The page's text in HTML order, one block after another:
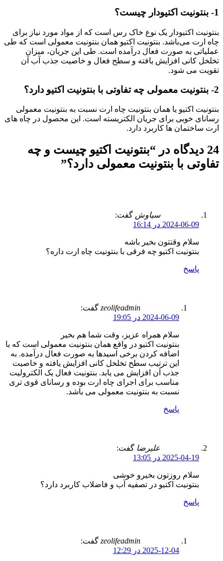
1- بنتونیت اکتیودار چیست؟
بنتونیت اکتیودار یک نوع خاک رس است که از مواد مورد نیاز برای
چاه ارت می‌باشد. بنتونیت اکتیو همان بنتونیت معمولی است که طی
عملیاتی به صورت فعال درآمده است. طی این جریان، میزان
تخلخل کانی افزایش یافته و سطح فعال و خاصیت جذب آب آن
تقویت می شود.
2- بنتونیت معمولی چه تفاوتی با بنتونیت اکتیو دارد؟
بنتونیت اکتیو یا همان بنتونیت چاه ارت نسبت به بنتونیت معمولی
رسانای خوبی برای جریان الکتریسته است. این محصول در چاه های
ارت ساختمان ها کاربرد دارد.
24 دیدگاه در “
بنتونیت اکتیو چیست و چه
تفاوتی با بنتونیت معمولی دارد؟”
سیاوش گفت:
2024-06-09 در 16:14
سلام وقتتون بخیر باشه
بنتونیت اکتیو چه فرقی با بنتونیت چاه ارت داره؟
پاسخ
zeolifeadmin گفت:
2024-06-09 در 19:05
سلام همراه عزیز، وقت شما هم بخیر
بنتونیت اکتیو در واقع همان بنتونیت معمولی است که با
اضافه کردن برخی اسیدها به صورت فعال درآمده. به
این ترتیب سطح تخلخل کانی افزایش یافته و خاصیت
جذب آن افزایش می یابد. بنتونیت فعال یک الکترولیت
مناسب برای اجرای چاه ارت بوده و رسانای قوی تری
نسبت به بنتونیت معمولی می باشد.
پاسخ
علیرضا گفت:
2025-04-19 در 13:05
سلام روزتون بخیرو خوشی
بنتونیت اکتیو در تصفیه آب و فاضلاب کاربرد دارد؟
پاسخ
zeolifeadmin گفت:
2025-12-04 در 12:29